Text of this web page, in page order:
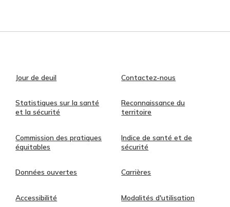
Jour de deuil Contactez-nous
Statistiques sur la santé
et la sécurité
Reconnaissance du
territoire
Commission des pratiques
équitables
Indice de santé et de
sécurité
Données ouvertes Carrières
Accessibilité Modalités d'utilisation